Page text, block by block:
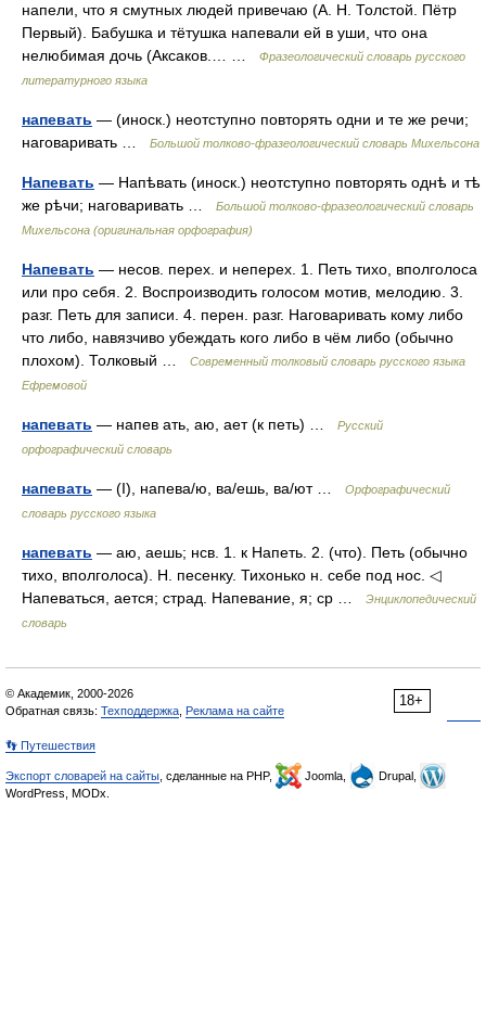
напели, что я смутных людей привечаю (А. Н. Толстой. Пётр
Первый). Бабушка и тётушка напевали ей в уши, что она
нелюбимая дочь (Аксаков.… …
Фразеологический словарь русского
литературного языка
напевать — (иноск.) неотступно повторять одни и те же речи;
наговаривать …
Большой толково-фразеологический словарь Михельсона
Напевать — Напѣвать (иноск.) неотступно повторять однѣ и тѣ
же рѣчи; наговаривать …
Большой толково-фразеологический словарь
Михельсона (оригинальная орфография)
Напевать — несов. перех. и неперех. 1. Петь тихо, вполголоса
или про себя. 2. Воспроизводить голосом мотив, мелодию. 3.
разг. Петь для записи. 4. перен. разг. Наговаривать кому либо
что либо, навязчиво убеждать кого либо в чём либо (обычно
плохом). Толковый …
Современный толковый словарь русского языка
Ефремовой
напевать — напев ать, аю, ает (к петь) …
Русский
орфографический словарь
напевать — (I), напева/ю, ва/ешь, ва/ют …
Орфографический
словарь русского языка
напевать — аю, аешь; нсв. 1. к Напеть. 2. (что). Петь (обычно
тихо, вполголоса). Н. песенку. Тихонько н. себе под нос. ◁
Напеваться, ается; страд. Напевание, я; ср …
Энциклопедический
словарь
18+
© Академик, 2000-2026
Обратная связь: Техподдержка Реклама на сайте
👣 Путешествия
Экспорт словарей на сайты , сделанные на PHP, Joomla,
Drupal,
WordPress, MODx.